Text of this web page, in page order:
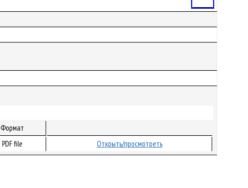
Формат
PDF file Открыть/просмотреть